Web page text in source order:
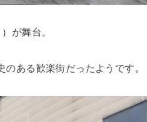
が舞台。
ある歓楽街だったようです。